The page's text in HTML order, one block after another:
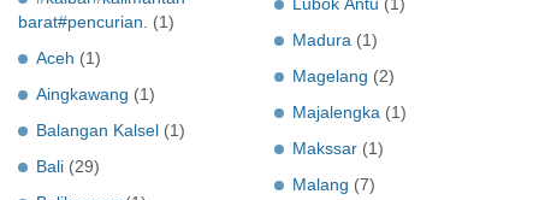
barat#pencurian. (1)
Aceh (1)
Aingkawang (1)
Balangan Kalsel (1)
Bali (29)
Lubok Antu (1)
Madura (1)
Magelang (2)
Majalengka (1)
Makssar (1)
Malang (7)